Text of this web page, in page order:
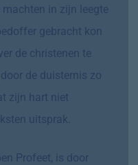
in zijn leegte
gebracht kon
de christenen te
de duisternis zo
zijn hart niet
uitsprak.
Profeet, is door